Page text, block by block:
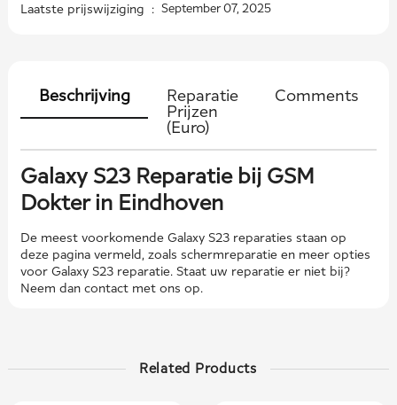
Laatste prijswijziging : September 07, 2025
Beschrijving
Reparatie
Prijzen
(Euro)
Comments
Galaxy S23 Reparatie bij GSM
Dokter in Eindhoven
De meest voorkomende Galaxy S23 reparaties staan ​​op
deze pagina vermeld, zoals schermreparatie en meer opties
voor Galaxy S23 reparatie. Staat uw reparatie er niet bij?
Neem dan contact met ons op.
Related Products